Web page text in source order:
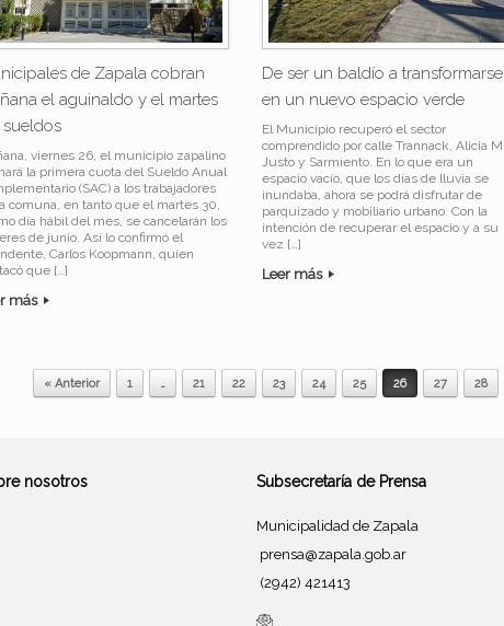
de Zapala cobran
el aguinaldo y el martes
viernes 26, el municipio zapalino
la primera cuota del Sueldo Anual
(SAC) a los trabajadores
comuna, en tanto que el martes 30,
día hábil del mes, se cancelarán los
de junio. Así lo confirmó el
Carlos Koopmann, quien
que […]
más
De ser un baldío a transformarse
en un nuevo espacio verde
El Municipio recuperó el sector
comprendido por calle Trannack, Alicia M.
Justo y Sarmiento. En lo que era un
espacio vacío, que los días de lluvia se
inundaba, ahora se podrá disfrutar de
parquizado y mobiliario urbano. Con la
intención de recuperar el espacio y a su
vez […]
Leer más
« Anterior 1 … 21 22 23 24 25 26 27 28
nosotros Subsecretaría de Prensa
Municipalidad de Zapala
prensa@zapala.gob.ar
(2942) 421413